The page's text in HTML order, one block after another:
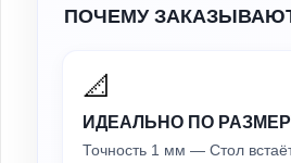
ПОЧЕМУ
📐
ИДЕАЛЬНО ПО
Точность 1 мм — Стол